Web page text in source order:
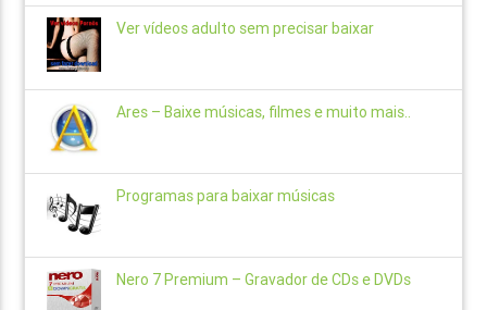
Ver vídeos adulto sem precisar baixar
Ares – Baixe músicas, filmes e muito mais..
Programas para baixar músicas
Nero 7 Premium – Gravador de CDs e DVDs